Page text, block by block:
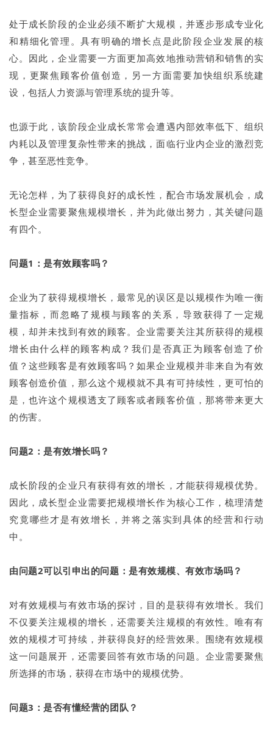
处于成长阶段的企业必须不断扩大规模，并逐步形成专业化
和精细化管理。具有明确的增长点是此阶段企业发展的核
心。因此，企业需要一方面更加高效地推动营销和销售的实
现，更聚焦顾客价值创造，另一方面需要加快组织系统建
设，包括人力资源与管理系统的提升等。
也源于此，该阶段企业成长常常会遭遇内部效率低下、组织
内耗以及管理复杂性带来的挑战，面临行业内企业的激烈竞
争，甚至恶性竞争。
无论怎样，为了获得良好的成长性，配合市场发展机会，成
长型企业需要聚焦规模增长，并为此做出努力，其关键问题
有四个。
问题1：是有效顾客吗？
企业为了获得规模增长，最常见的误区是以规模作为唯一衡
量指标，而忽略了规模与顾客的关系，导致获得了一定规
模，却并未找到有效的顾客。企业需要关注其所获得的规模
增长由什么样的顾客构成？我们是否真正为顾客创造了价
值？这些顾客是有效顾客吗？如果企业规模并非来自为有效
顾客创造价值，那么这个规模就不具有可持续性，更可怕的
是，也许这个规模透支了顾客或者顾客价值，那将带来更大
的伤害。
问题2：是有效增长吗？
成长阶段的企业只有获得有效的增长，才能获得规模优势。
因此，成长型企业需要把规模增长作为核心工作，梳理清楚
究竟哪些才是有效增长，并将之落实到具体的经营和行动
中。
由问题2可以引申出的问题：是有效规模、有效市场吗？
对有效规模与有效市场的探讨，目的是获得有效增长。我们
不仅要关注规模的增长，还需要关注规模的有效性。唯有有
效的规模才可持续，并获得良好的经营效果。围绕有效规模
这一问题展开，还需要回答有效市场的问题。企业需要聚焦
所选择的市场，获得在市场中的规模优势。
问题3：是否有懂经营的团队？